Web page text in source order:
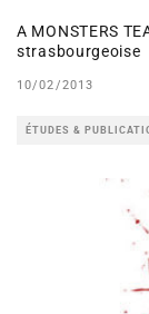
A MONSTERS
strasbourgeoise
10/02/2013
ÉTUDES &